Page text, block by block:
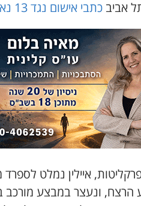
אביבכתבי אישום נגד 13 נאשמים נוספים
איילין נמלט
הרצח, ונעצר במבצע